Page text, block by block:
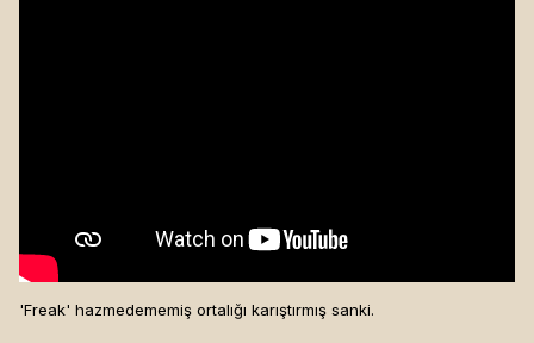
'Freak' hazmedememiş ortalığı karıştırmış sanki.